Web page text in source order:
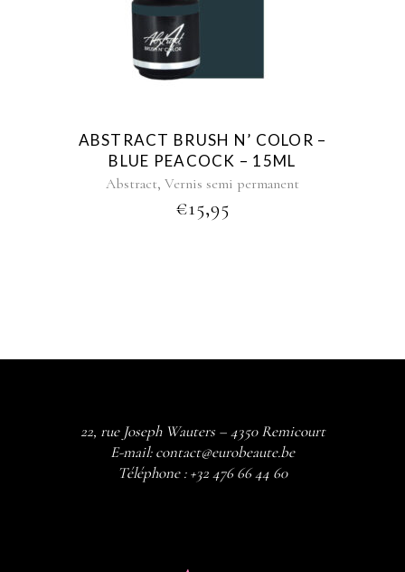
ABSTRACT BRUSH N’ COLOR –
BLUE PEACOCK – 15ML
Abstract, Vernis semi permanent
€15,95
22, rue Joseph Wauters – 4350 Remicourt
E-mail:contact@eurobeaute.be
Téléphone :+32 476 66 44 60